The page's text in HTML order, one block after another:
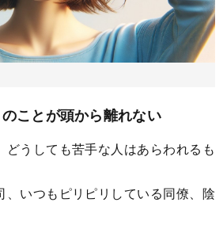
ことが頭から離れない
うしても苦手な人はあらわれるも
いつもピリピリしている同僚、陰